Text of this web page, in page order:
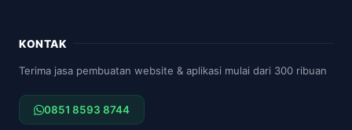
KONTAK
Terima jasa pembuatan website & aplikasi mulai dari 300 ribuan
0851 8593 8744